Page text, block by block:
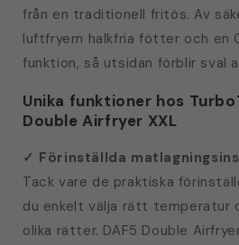
från en traditionell fritös. Av
luftfryern halkfria fötter och en
funktion, så utsidan förblir sval
Unika funktioner hos
Double Airfryer XXL
✓ Förinställda
Tack vare de praktiska
du enkelt välja rätt temperatur
olika rätter. DAF5 Double